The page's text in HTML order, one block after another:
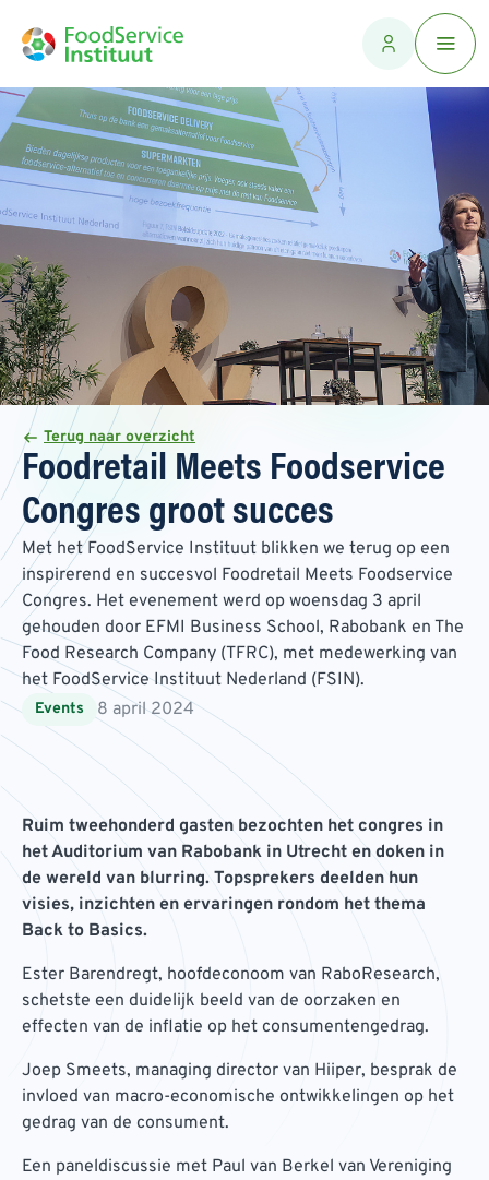
Terug naar overzicht
Foodretail Meets Foodservice
Congres groot succes
Met het FoodService Instituut blikken we terug op een
inspirerend en succesvol Foodretail Meets Foodservice
Congres. Het evenement werd op woensdag 3 april
gehouden door EFMI Business School, Rabobank en The
Food Research Company (TFRC), met medewerking van
het FoodService Instituut Nederland (FSIN).
Events 8 april 2024
Ruim tweehonderd gasten bezochten het congres in
het Auditorium van Rabobank in Utrecht en doken in
de wereld van blurring. Topsprekers deelden hun
visies, inzichten en ervaringen rondom het thema
Back to Basics.
Ester Barendregt, hoofdeconoom van RaboResearch,
schetste een duidelijk beeld van de oorzaken en
effecten van de inflatie op het consumentengedrag.
Joep Smeets, managing director van Hiiper, besprak de
invloed van macro-economische ontwikkelingen op het
gedrag van de consument.
Een paneldiscussie met Paul van Berkel van Vereniging